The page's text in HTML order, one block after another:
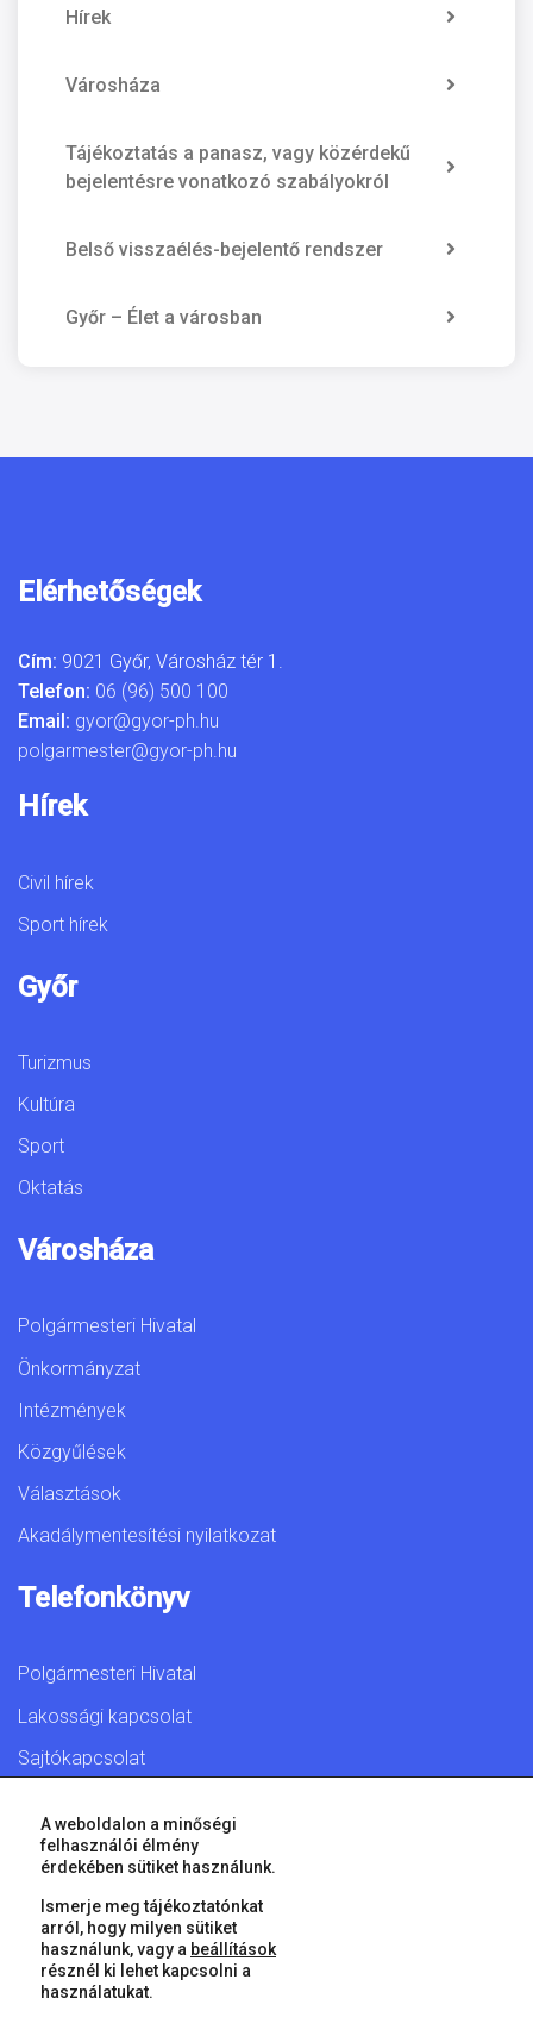
Hírek
Városháza
Tájékoztatás a panasz, vagy közérdekű
bejelentésre vonatkozó szabályokról
Belső visszaélés-bejelentő rendszer
Győr – Élet a városban
Elérhetőségek
Cím: 9021 Győr, Városház tér 1.
Telefon: 06 (96) 500 100
Email: gyor@gyor-ph.hu
polgarmester@gyor-ph.hu
Hírek
Civil hírek
Sport hírek
Győr
Turizmus
Kultúra
Sport
Oktatás
Városháza
Polgármesteri Hivatal
Önkormányzat
Intézmények
Közgyűlések
Választások
Akadálymentesítési nyilatkozat
Telefonkönyv
Polgármesteri Hivatal
Lakossági kapcsolat
Sajtókapcsolat
© 2026 Győr Megyei Jogú Város • Minden jog fenntartva!
A weboldalon a minőségi
felhasználói élmény
érdekében sütiket használunk.
Ismerje meg tájékoztatónkat
arról, hogy milyen sütiket
használunk, vagy a beállítások
résznél ki lehet kapcsolni a
használatukat.